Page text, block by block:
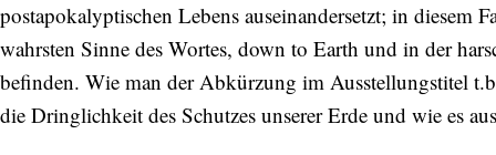
postapokalyptischen Lebens auseinandersetzt; in
wahrsten Sinne des Wortes, down to Earth und in der
befinden. Wie man der Abkürzung im Ausstellungstitel
die Dringlichkeit des Schutzes unserer Erde und wie es
SENDEN